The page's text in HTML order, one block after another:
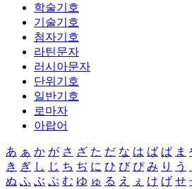
학술기호
기술기호
첨자기호
라틴문자
러시아문자
단위기호
일반기호
로마자
아랍어
あ ぁ か が さ ざ た だ な は ば ぱ ま
き ぎ し じ ち ぢ に ひ び ぴ み り う
ぬ ふ ぶ ぷ む ゆ ゅ る え ぇ け げ せ